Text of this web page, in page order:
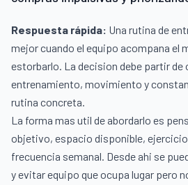
Respuesta rápida: Una rutina de
mejor cuando el equipo acompana el
estorbarlo. La decision debe partir de
entrenamiento, movimiento y
rutina concreta.
La forma mas util de abordarlo es
objetivo, espacio disponible,
frecuencia semanal. Desde ahi se
y evitar equipo que ocupa lugar pero